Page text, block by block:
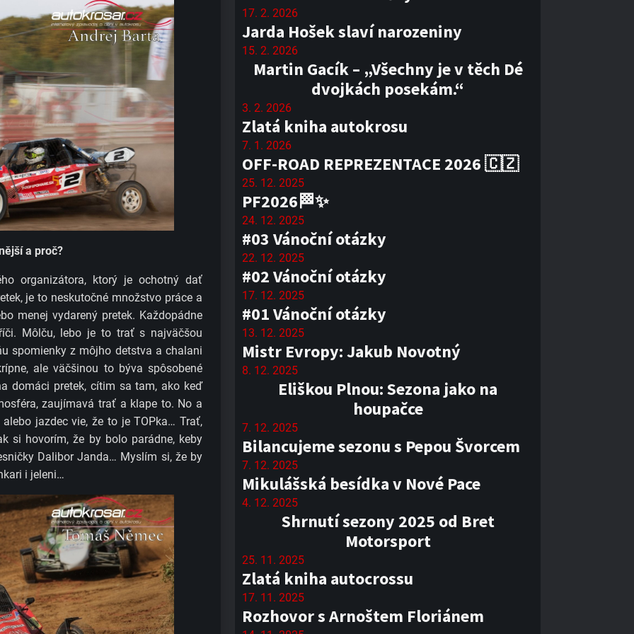
a proč?​
organizátora, ktorý je ochotný dať
je to neskutočné množstvo práce a
menej vydarený pretek. Každopádne
Môlču, lebo je to trať s najväčšou
spomienky z môjho detstva a chalani
ale väčšinou to býva spôsobené
domáci pretek, cítim sa tam, ako keď
zaujímavá trať a klape to. No a
jazdec vie, že to je TOPka… Trať,
si hovorím, že by bolo parádne, keby
Dalibor Janda… Myslím si, že by
i jeleni…
17. 2. 2026
Jarda Hošek slaví narozeniny
15. 2. 2026
Martin Gacík – „Všechny je v těch Dé
dvojkách posekám.“
3. 2. 2026
Zlatá kniha autokrosu
7. 1. 2026
OFF-ROAD REPREZENTACE 2026 🇨🇿
25. 12. 2025
PF2026🏁✨
24. 12. 2025
#03 Vánoční otázky
22. 12. 2025
#02 Vánoční otázky
17. 12. 2025
#01 Vánoční otázky
13. 12. 2025
Mistr Evropy: Jakub Novotný
8. 12. 2025
Eliškou Plnou: Sezona jako na
houpačce
7. 12. 2025
Bilancujeme sezonu s Pepou Švorcem
7. 12. 2025
Mikulášská besídka v Nové Pace
4. 12. 2025
Shrnutí sezony 2025 od Bret
Motorsport
25. 11. 2025
Zlatá kniha autocrossu
17. 11. 2025
Rozhovor s Arnoštem Floriánem